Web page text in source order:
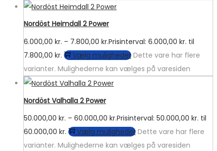
Nordöst Heimdall 2 Power
6.000,00 kr. – 7.800,00 kr.Prisinterval: 6.000,00 kr. til
7.800,00 kr.
Vælg muligheder Dette vare har flere
varianter. Mulighederne kan vælges på varesiden
Nordöst Valhalla 2 Power
50.000,00 kr. – 60.000,00 kr.Prisinterval: 50.000,00 kr. til
60.000,00 kr.
Vælg muligheder Dette vare har flere
varianter. Mulighederne kan vælges på varesiden